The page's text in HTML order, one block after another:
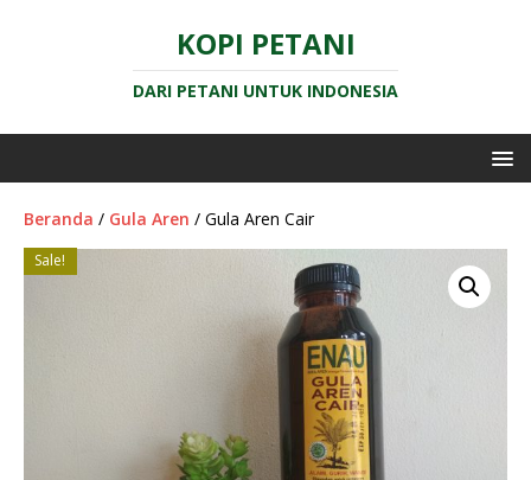
KOPI PETANI
DARI PETANI UNTUK INDONESIA
Beranda / Gula Aren / Gula Aren Cair
Sale!